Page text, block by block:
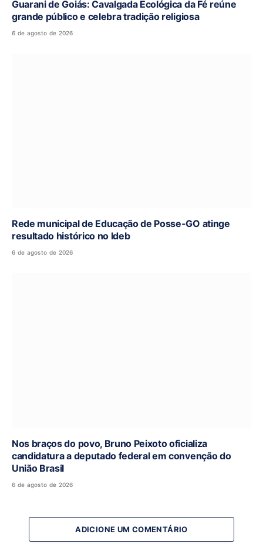
Guarani de Goiás: Cavalgada Ecológica da Fé reúne
grande público e celebra tradição religiosa
6 de agosto de 2026
Rede municipal de Educação de Posse-GO atinge
resultado histórico no Ideb
6 de agosto de 2026
Nos braços do povo, Bruno Peixoto oficializa
candidatura a deputado federal em convenção do
União Brasil
6 de agosto de 2026
ADICIONE UM COMENTÁRIO